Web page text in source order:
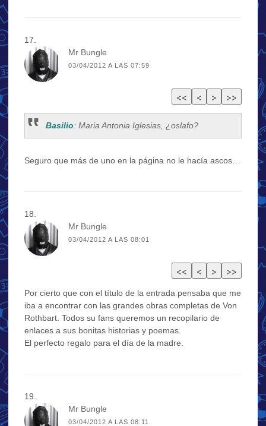
Mr Bungle
03/04/2012 A LAS 07:59
Basilio: Maria Antonia Iglesias, ¿oslafo?
Seguro que más de uno en la página no le hacía ascos…
Mr Bungle
03/04/2012 A LAS 08:01
Por cierto que con el título de la entrada pensaba que me
iba a encontrar con las grandes obras completas de Von
Rothbart. Todos su fans queremos un recopilario de
enlaces a sus bonitas historias y poemas.
El perfecto regalo para el día de la madre.
Mr Bungle
03/04/2012 A LAS 08:11